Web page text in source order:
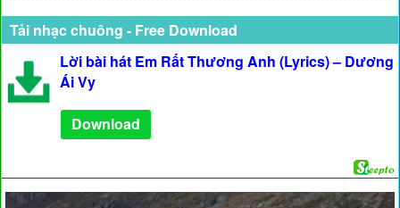
Tải nhạc chuông - Free Download
Lời bài hát Em Rất Thương Anh (Lyrics) – Dương
Ái Vy
Download